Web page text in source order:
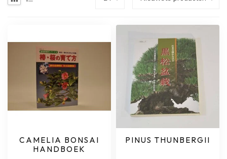
CAMELIA BONSAI
HANDBOEK
PINUS THUNBERGII